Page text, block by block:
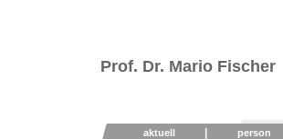
Prof. Dr. Mario Fischer
aktuell person